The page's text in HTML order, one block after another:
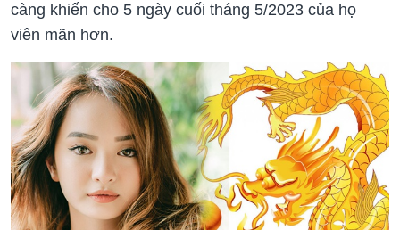
càng khiến cho 5 ngày cuối tháng 5/2023 của họ
viên mãn hơn.